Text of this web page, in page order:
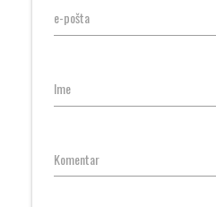
e-pošta
Ime
Komentar